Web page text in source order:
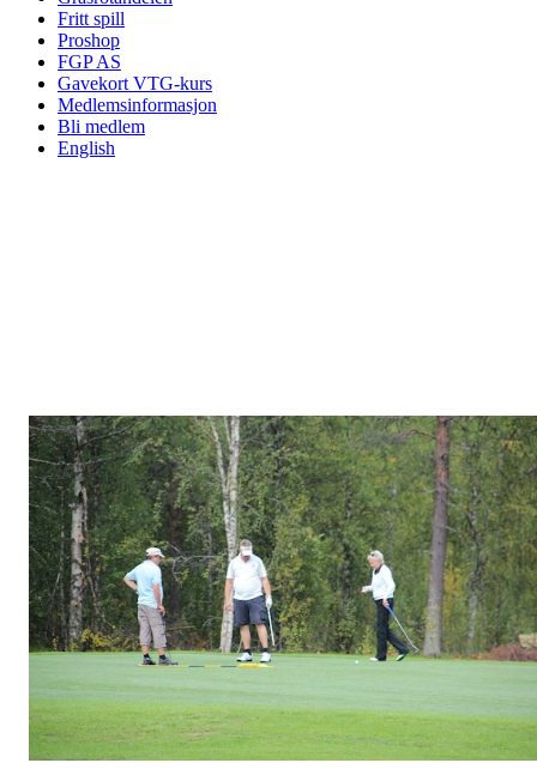
Fritt spill
Proshop
FGP AS
Gavekort VTG-kurs
Medlemsinformasjon
Bli medlem
English